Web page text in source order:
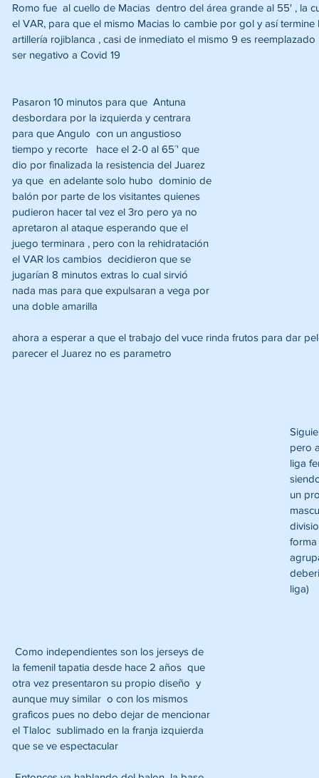
Romo fue  al cuello de Macias  dentro del área grande al 55' , la
el VAR, para que el mismo Macias lo cambie por gol y así
artillería rojiblanca , casi de inmediato el mismo 9 es
ser negativo a Covid 19
Pasaron 10 minutos para que  Antuna
desbordara por la izquierda y centrara
para que Angulo  con un angustioso
tiempo y recorte   hace el 2-0 al 65´' que
dio por finalizada la resistencia del Juarez
ya que  en adelante solo hubo  dominio de
balón por parte de los visitantes quienes
pudieron hacer tal vez el 3ro pero ya no
apretaron al ataque esperando que el
juego terminara , pero con la rehidratación
el VAR los cambios  decidieron que se
jugarían 8 minutos extras lo cual sirvió
nada mas para que expulsaran a vega por
una doble amarilla
ahora a esperar a que el trabajo del vuce rinda frutos para dar
parecer el Juarez no es parametro
pero
liga
un
liga)
la femenil tapatia desde hace 2 años  que
otra vez presentaron su propio diseño  y
aunque muy similar  o con los mismos
graficos pues no debo dejar de mencionar
el Tlaloc  sublimado en la franja izquierda
que se ve espectacular